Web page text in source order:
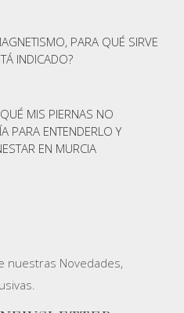
PARA QUÉ SIRVE
INDICADO?
MIS PIERNAS NO
PARA ENTENDERLO Y
EN MURCIA
nuestras Novedades,